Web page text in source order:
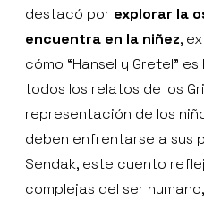
destacó por explorar la
encuentra en la niñez,
cómo “Hansel y Gretel”
todos los relatos de los
representación de los
deben enfrentarse a sus
Sendak, este cuento
complejas del ser